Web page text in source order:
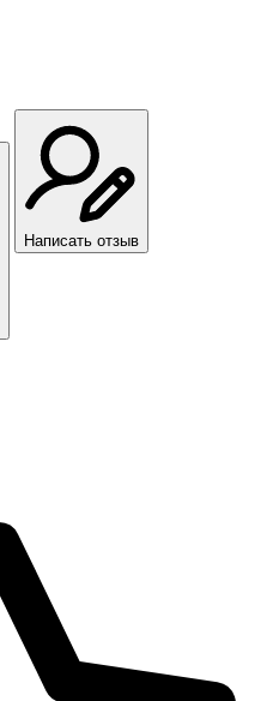
Написать отзыв